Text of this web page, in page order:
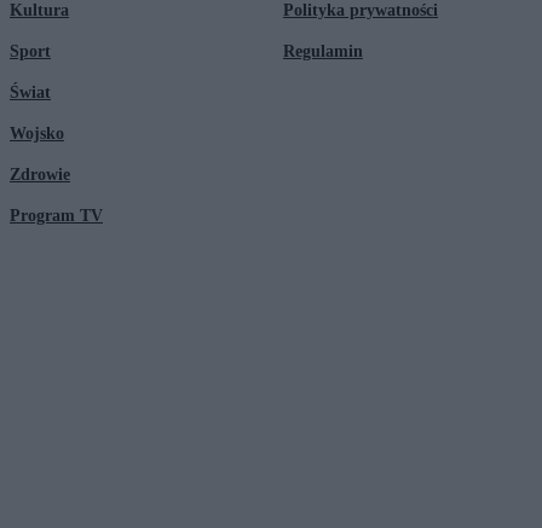
Kultura
Sport
Świat
Wojsko
Zdrowie
Program TV
Polityka prywatności
Regulamin